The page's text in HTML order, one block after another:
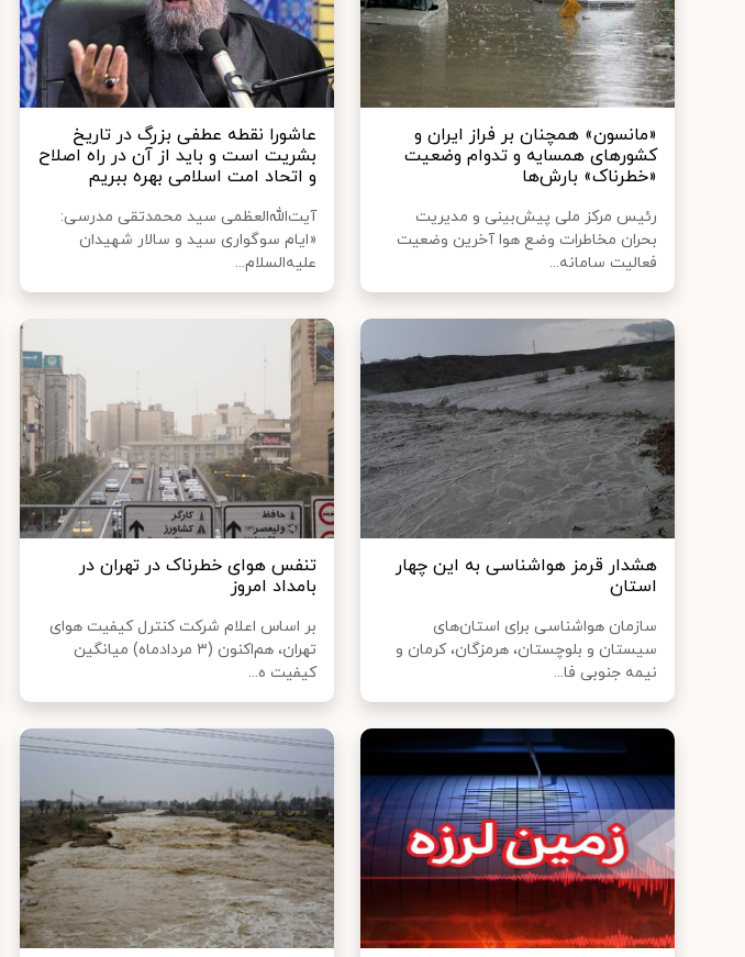
«مانسون» همچنان بر فراز ایران و
کشورهای همسایه و تدوام وضعیت
«خطرناک» بارش‌ها
رئیس مرکز ملی پیش‌بینی و مدیریت
بحران مخاطرات وضع هوا آخرین وضعیت
فعالیت سامانه...
عاشورا نقطه عطفی بزرگ در تاریخ
بشریت است و باید از آن در راه اصلاح
و اتحاد امت اسلامی بهره ببریم
آیت‌الله‌العظمی سید محمدتقی مدرسی:
«ایام سوگواری سید و سالار شهیدان
علیه‌السلام...
هشدار قرمز هواشناسی به این چهار
استان
سازمان هواشناسی برای استان‌های
سیستان و بلوچستان، هرمزگان، کرمان و
نیمه جنوبی فا...
تنفس هوای خطرناک در تهران در
بامداد امروز
بر اساس اعلام شرکت کنترل کیفیت هوای
تهران، هم‌اکنون (۳ مردادماه) میانگین
کیفیت ه...